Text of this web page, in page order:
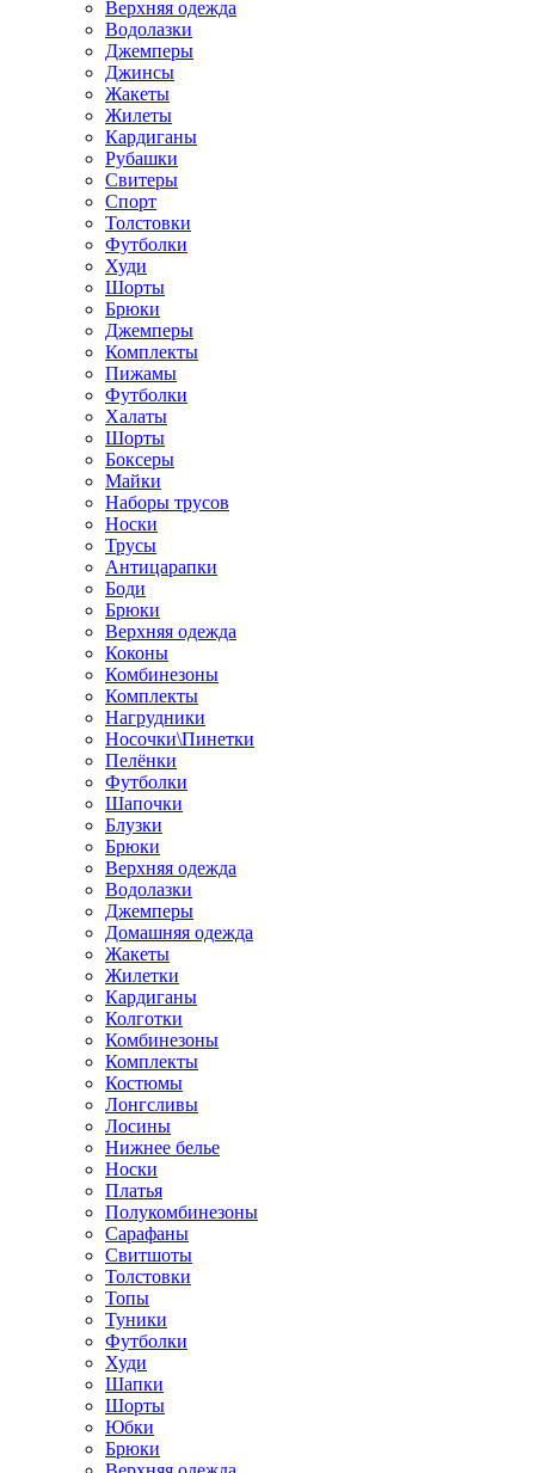
Верхняя одежда
Водолазки
Джемперы
Джинсы
Жакеты
Жилеты
Кардиганы
Рубашки
Свитеры
Спорт
Толстовки
Футболки
Худи
Шорты
Брюки
Джемперы
Комплекты
Пижамы
Футболки
Халаты
Шорты
Боксеры
Майки
Наборы трусов
Носки
Трусы
Антицарапки
Боди
Брюки
Верхняя одежда
Коконы
Комбинезоны
Комплекты
Нагрудники
Носочки\Пинетки
Пелёнки
Футболки
Шапочки
Блузки
Брюки
Верхняя одежда
Водолазки
Джемперы
Домашняя одежда
Жакеты
Жилетки
Кардиганы
Колготки
Комбинезоны
Комплекты
Костюмы
Лонгсливы
Лосины
Нижнее белье
Носки
Платья
Полукомбинезоны
Сарафаны
Свитшоты
Толстовки
Топы
Туники
Футболки
Худи
Шапки
Шорты
Юбки
Брюки